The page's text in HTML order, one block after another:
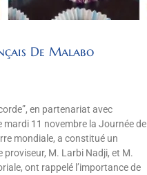
De Malabo
en partenariat avec
mardi 11 novembre la Journée de
mondiale, a constitué un
M. Larbi Nadji, et M.
ont rappelé l’importance de